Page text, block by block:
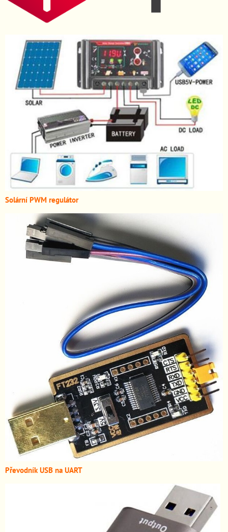
Solární PWM regulátor
Převodník USB na UART